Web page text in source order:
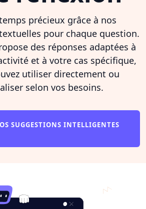
précieux grâce à nos
pour chaque question.
des réponses adaptées à
et à votre cas spécifique,
utiliser directement ou
selon vos besoins.
SUGGESTIONS INTELLIGENTES